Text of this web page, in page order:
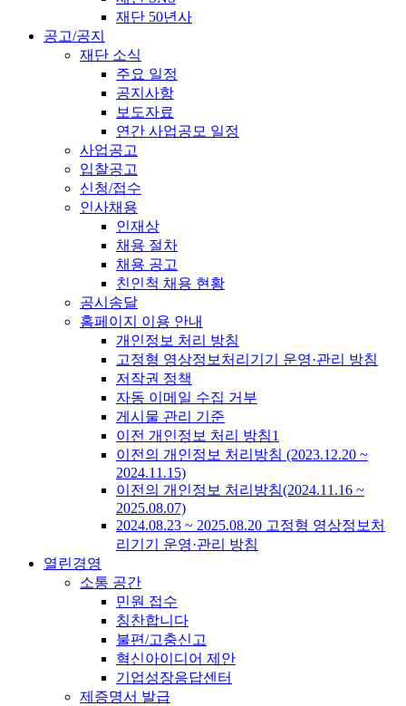
재단 50년사
공고/공지
재단 소식
주요 일정
공지사항
보도자료
연간 사업공모 일정
사업공고
입찰공고
신청/접수
인사채용
인재상
채용 절차
채용 공고
친인척 채용 현황
공시송달
홈페이지 이용 안내
개인정보 처리 방침
고정형 영상정보처리기기 운영·관리 방침
저작권 정책
자동 이메일 수집 거부
게시물 관리 기준
이전 개인정보 처리 방침1
이전의 개인정보 처리방침 (2023.12.20 ~
2024.11.15)
이전의 개인정보 처리방침(2024.11.16 ~
2025.08.07)
2024.08.23 ~ 2025.08.20 고정형 영상정보처
리기기 운영·관리 방침
열린경영
소통 공간
민원 접수
칭찬합니다
불편/고충신고
혁신아이디어 제안
기업성장응답센터
제증명서 발급